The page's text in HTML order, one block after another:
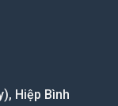
Hiệp Bình